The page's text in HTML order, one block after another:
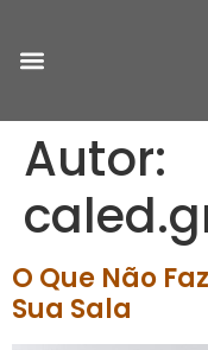
Autor:
O Que Não
Sua Sala